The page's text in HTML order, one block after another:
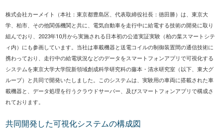
株式会社カーメイト（本社：東京都豊島区、代表取締役社長：徳田勝）は、東京大
学、柏市、その他関係機関と共に、電気自動車を走行中に給電する技術の開発に取り
組んでおり、2023年10月から実施される日本初の公道実証実験（柏の葉スマートシテ
ィ内）にも参画しています。当社は車載機器と送電コイルの制御装置間の通信技術に
携わっており、走行中の給電状況などのデータをスマートフォンアプリで可視化する
システムを東京大学大学院新領域創成科学研究科の藤本・清水研究室（以下、東大グ
ループ）と共同で開発いたしました。このシステムは、実験用の車両に搭載された車
載機器と、データ処理を行うクラウドサーバー、及びスマートフォンアプリで構成さ
れております。
共同開発した可視化システムの構成図